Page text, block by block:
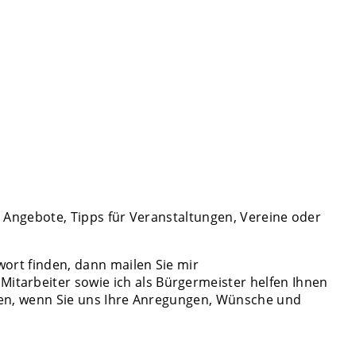
Tipps für Veranstaltungen, Vereine oder
finden, dann mailen Sie mir
sowie ich als Bürgermeister helfen Ihnen
wenn Sie uns Ihre Anregungen, Wünsche und